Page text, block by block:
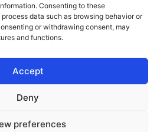
Consenting to these
data such as browsing behavior or
or withdrawing consent, may
and functions.
Accept
Deny
preferences
voorwaarden
beleid
wil adverteren
Risk & Business